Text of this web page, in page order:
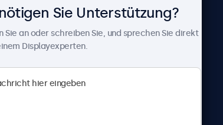
Über Beetronics
Neuigkeiten und Updates
Über uns
Karriere
Geschäftsbedingungen
Datenschutzerklärung
Sie Unterstützung?
Sie an oder schreiben Sie, und sprechen Sie direkt
Displayexperten.